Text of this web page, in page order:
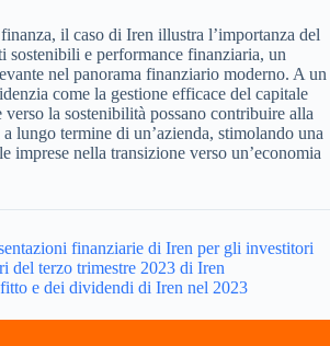
il caso di Iren illustra l’importanza del
sostenibili e performance finanziaria, un
nel panorama finanziario moderno. A un
come la gestione efficace del capitale
verso la sostenibilità possano contribuire alla
lungo termine di un’azienda, stimolando una
imprese nella transizione verso un’economia
finanziarie di Iren per gli investitori
del terzo trimestre 2023 di Iren
e dei dividendi di Iren nel 2023